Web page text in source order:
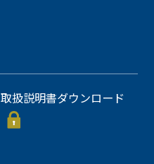
取扱説明書ダウンロード